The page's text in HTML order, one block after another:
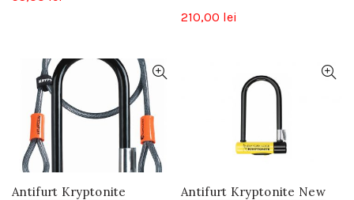
210,00 lei
Antifurt Kryptonite
Antifurt Kryptonite New